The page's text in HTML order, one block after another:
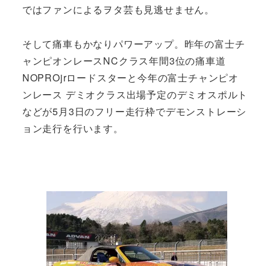
ではファンによるヲタ芸も見逃せません。
そして痛車もかなりパワーアップ。昨年の富士チ
ャンピオンレースNCクラス年間3位の痛車道
NOPROjrロードスターと今年の富士チャンピオ
ンレース デミオクラス出場予定のデミオスポルト
などが5月3日のフリー走行枠でデモンストレーシ
ョン走行を行います。